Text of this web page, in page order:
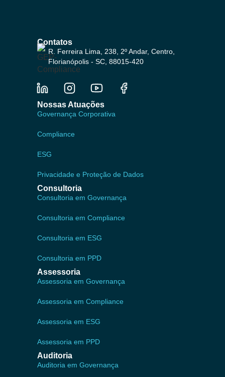
Contatos
R. Ferreira Lima, 238, 2º Andar, Centro,
Florianópolis - SC, 88015-420
Nossas Atuações
Governança Corporativa
Compliance
ESG
Privacidade e Proteção de Dados
Consultoria
Consultoria em Governança
Consultoria em Compliance
Consultoria em ESG
Consultoria em PPD
Assessoria
Assessoria em Governança
Assessoria em Compliance
Assessoria em ESG
Assessoria em PPD
Auditoria
Auditoria em Governança